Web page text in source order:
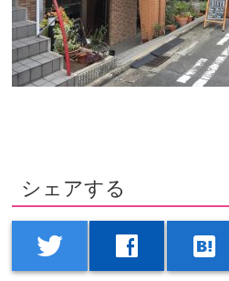
シェアする
twitter facebook hatenabookmark